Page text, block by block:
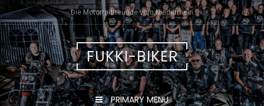
to
content
Die Motorradfreunde vom Niederrhein
FUKKI-BIKER
PRIMARY MENU